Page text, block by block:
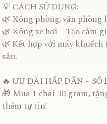
💡 CÁCH SỬ DỤNG:
🌿 Xông phòng, văn
🌿 Xông xe hơi – Tạo cảm
🌿 Kết hợp với máy
sâu.
🔥 ƯU ĐÃI HẤP DẪN – SỐ
🎁 Mua 1 chai 30 gram,
thêm tự tin!